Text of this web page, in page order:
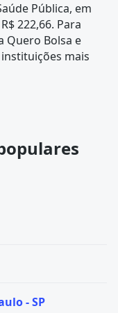
Pública, em
222,66. Para
Quero Bolsa e
mais
- SP